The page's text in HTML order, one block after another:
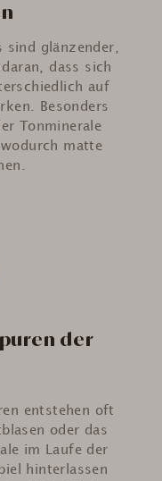
sind glänzender,
dass sich
auf
Besonders
Tonminerale
matte
der
entstehen oft
oder das
im Laufe der
hinterlassen